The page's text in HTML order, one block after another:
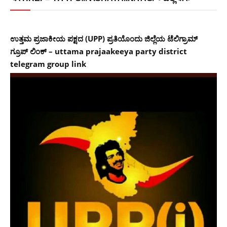
ಉತ್ತಮ ಪ್ರಜಾಕೀಯ ಪಕ್ಷದ (UPP) ಪ್ರತಿಯೊಂದು ಜಿಲ್ಲೆಯ ಟೆಲಿಗ್ರಾಮ್
ಗ್ರೂಪ್ ಲಿಂಕ್ – uttama prajaakeeya party district
telegram group link